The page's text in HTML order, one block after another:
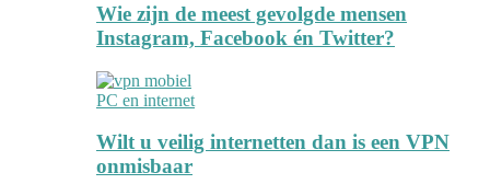
Wie zijn de meest gevolgde mensen
Instagram, Facebook én Twitter?
PC en internet
Wilt u veilig internetten dan is een VPN
onmisbaar